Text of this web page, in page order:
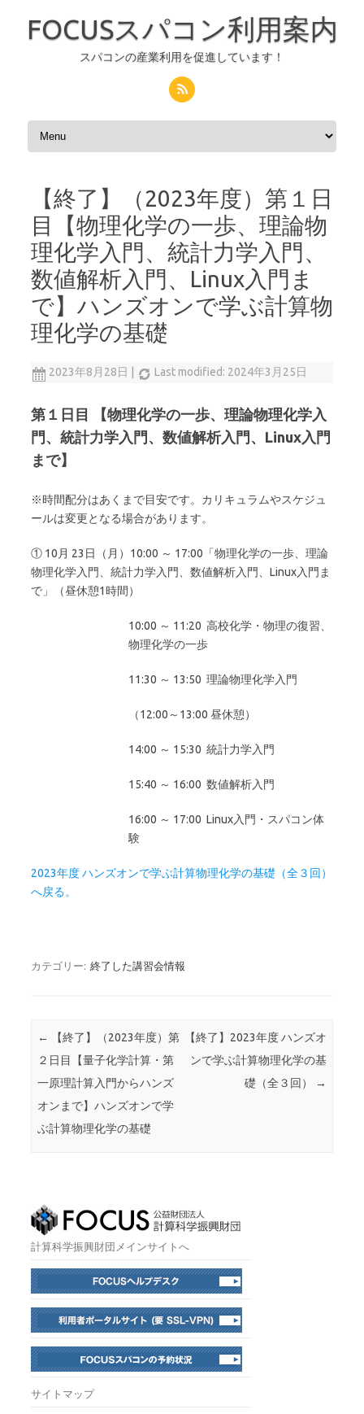
FOCUSスパコン利用案内
スパコンの産業利用を促進しています！
コンテンツへスキップ
【終了】（2023年度）第１日
目【物理化学の一歩、理論物
理化学入門、統計力学入門、
数値解析入門、Linux入門ま
で】ハンズオンで学ぶ計算物
理化学の基礎
2023年8月28日 Last modified: 2024年3月25日
第１日目 【物理化学の一歩、理論物理化学入
門、統計力学入門、数値解析入門、Linux入門
まで】
※時間配分はあくまで目安です。カリキュラムやスケジュ
ールは変更となる場合があります。
① 10月 23日（月）10:00 ～ 17:00「物理化学の一歩、理論
物理化学入門、統計力学入門、数値解析入門、Linux入門ま
で」（昼休憩1時間）
10:00 ～ 11:20 高校化学・物理の復習、
物理化学の一歩
11:30 ～ 13:50 理論物理化学入門
（12:00～13:00 昼休憩）
14:00 ～ 15:30 統計力学入門
15:40 ～ 16:00 数値解析入門
16:00 ～ 17:00 Linux入門・スパコン体
験
2023年度 ハンズオンで学ぶ計算物理化学の基礎（全３回）
へ戻る。
カテゴリー: 終了した講習会情報
投稿ナビゲーション
←
【終了】（2023年度）第
２日目【量子化学計算・第
一原理計算入門からハンズ
オンまで】ハンズオンで学
ぶ計算物理化学の基礎
【終了】2023年度 ハンズオ
ンで学ぶ計算物理化学の基
礎（全３回）
→
計算科学振興財団メインサイトへ
サイトマップ